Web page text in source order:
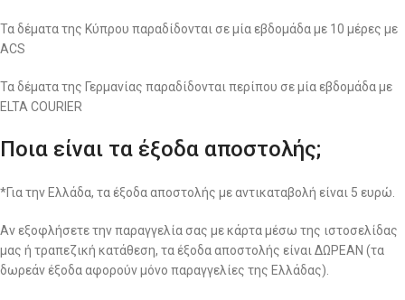
Τα δέματα της Κύπρου παραδίδονται σε μία εβδομάδα με 10 μέρες με
ACS
Τα δέματα της Γερμανίας παραδίδονται περίπου σε μία εβδομάδα με
ELTA COURIER
Ποια είναι τα έξοδα αποστολής;
*Για την Ελλάδα, τα έξοδα αποστολής με αντικαταβολή είναι 5 ευρώ.
Αν εξοφλήσετε την παραγγελία σας με κάρτα μέσω της ιστοσελίδας
μας ή τραπεζική κατάθεση, τα έξοδα αποστολής είναι ΔΩΡΕΑΝ (τα
δωρεάν έξοδα αφορούν μόνο παραγγελίες της Ελλάδας).